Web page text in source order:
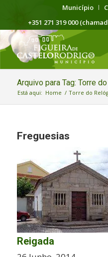
Município
+351 271 319 000
Arquivo para Tag: Torre
Está aqui: Home / Torre do
Freguesias
Reigada